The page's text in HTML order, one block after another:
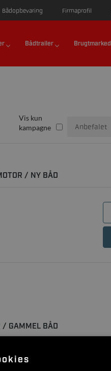
Bådopbevaring Firmaprofil
Bådtrailer Brugtmarked
Vis kun
kampagne
/ NY BÅD
/ GAMMEL BÅD